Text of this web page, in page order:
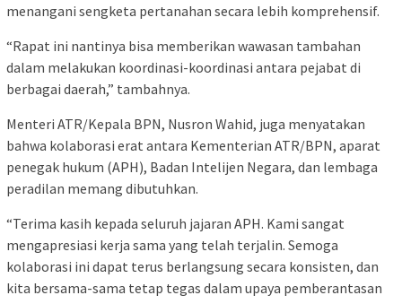
menangani sengketa pertanahan secara lebih komprehensif.
“Rapat ini nantinya bisa memberikan wawasan tambahan
dalam melakukan koordinasi-koordinasi antara pejabat di
berbagai daerah,” tambahnya.
Menteri ATR/Kepala BPN, Nusron Wahid, juga menyatakan
bahwa kolaborasi erat antara Kementerian ATR/BPN, aparat
penegak hukum (APH), Badan Intelijen Negara, dan lembaga
peradilan memang dibutuhkan.
“Terima kasih kepada seluruh jajaran APH. Kami sangat
mengapresiasi kerja sama yang telah terjalin. Semoga
kolaborasi ini dapat terus berlangsung secara konsisten, dan
kita bersama-sama tetap tegas dalam upaya pemberantasan